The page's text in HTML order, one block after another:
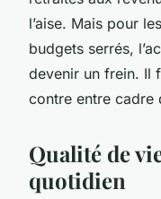
l’aise. Mais pour
budgets serrés,
devenir un frein. Il
contre entre cadre
Qualité de
quotidien